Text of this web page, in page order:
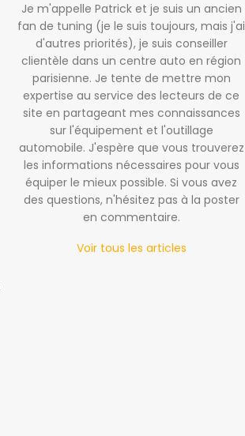
Je m'appelle Patrick et je suis un ancien
fan de tuning (je le suis toujours, mais j'ai
d'autres priorités), je suis conseiller
clientèle dans un centre auto en région
parisienne. Je tente de mettre mon
expertise au service des lecteurs de ce
site en partageant mes connaissances
sur l'équipement et l'outillage
automobile. J'espère que vous trouverez
les informations nécessaires pour vous
équiper le mieux possible. Si vous avez
des questions, n'hésitez pas à la poster
en commentaire.
Voir tous les articles